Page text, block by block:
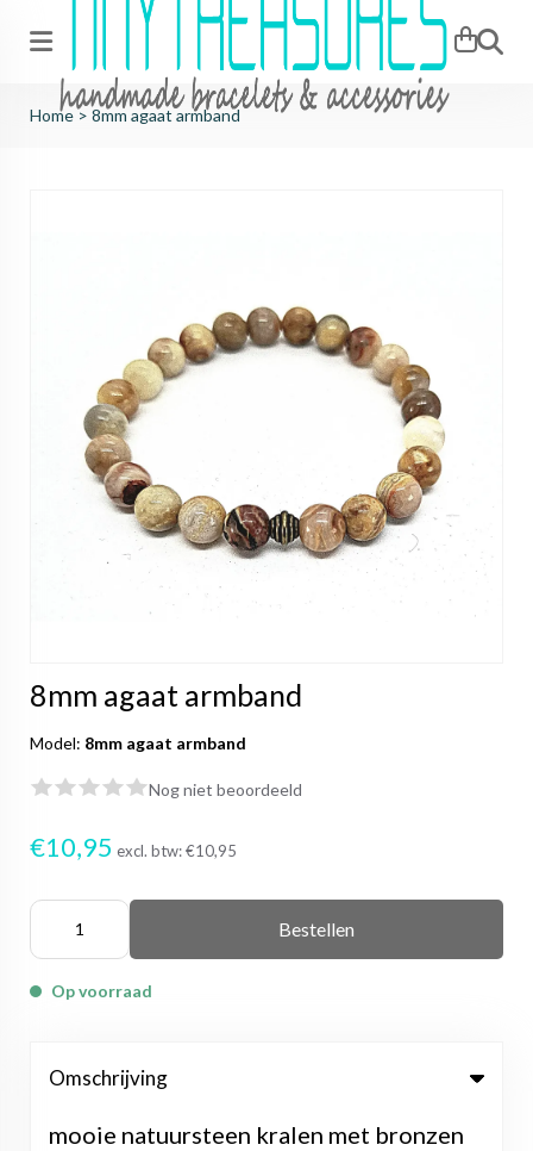
Zoeken
Home> 8mm agaat armband
8mm agaat armband
Model: 8mm agaat armband
Nog niet beoordeeld
€10,95 excl. btw:€10,95
Bestellen
Op voorraad
Omschrijving
mooie natuursteen kralen met bronzen